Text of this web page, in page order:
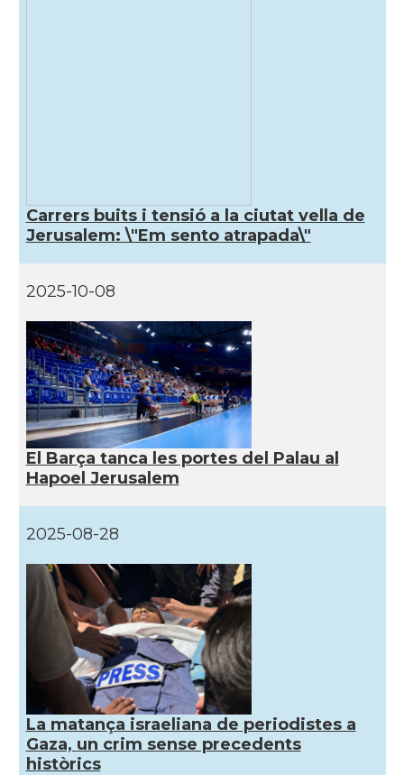
Carrers buits i tensió a la ciutat vella de
Jerusalem: \"Em sento atrapada\"
2025-10-08
El Barça tanca les portes del Palau al
Hapoel Jerusalem
2025-08-28
La matança israeliana de periodistes a
Gaza, un crim sense precedents
històrics